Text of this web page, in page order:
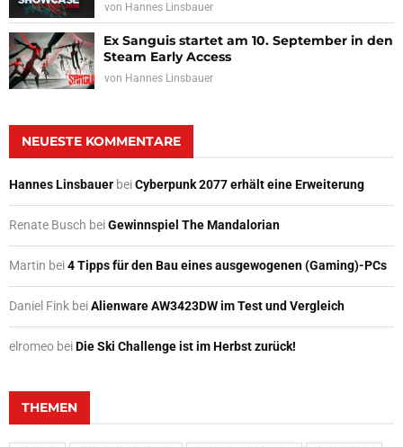
von Hannes Linsbauer
Ex Sanguis startet am 10. September in den
Steam Early Access
von Hannes Linsbauer
NEUESTE KOMMENTARE
Hannes Linsbauer beiCyberpunk 2077 erhält eine Erweiterung
Renate Busch beiGewinnspiel The Mandalorian
Martin bei4 Tipps für den Bau eines ausgewogenen (Gaming)-PCs
Daniel Fink beiAlienware AW3423DW im Test und Vergleich
elromeo beiDie Ski Challenge ist im Herbst zurück!
THEMEN